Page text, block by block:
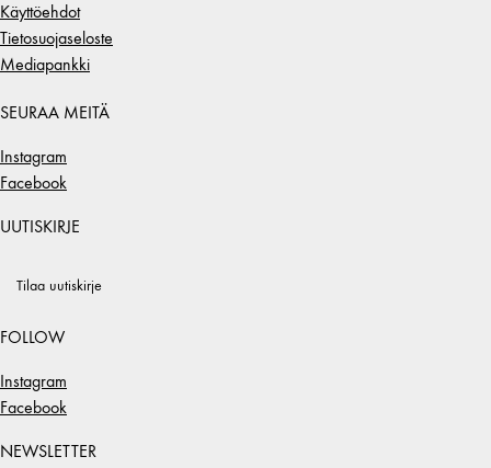
Käyttöehdot
Tietosuojaseloste
Mediapankki
SEURAA MEITÄ
Instagram
Facebook
UUTISKIRJE
Tilaa uutiskirje
FOLLOW
Instagram
Facebook
NEWSLETTER